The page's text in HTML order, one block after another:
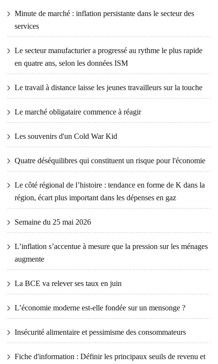
Minute de marché : inflation persistante dans le secteur des
services
Le secteur manufacturier a progressé au rythme le plus rapide
en quatre ans, selon les données ISM
Le travail à distance laisse les jeunes travailleurs sur la touche
Le marché obligataire commence à réagir
Les souvenirs d'un Cold War Kid
Quatre déséquilibres qui constituent un risque pour l'économie
Le côté régional de l’histoire : tendance en forme de K dans la
région, écart plus important dans les dépenses en gaz
Semaine du 25 mai 2026
L’inflation s’accentue à mesure que la pression sur les ménages
augmente
La BCE va relever ses taux en juin
L’économie moderne est-elle fondée sur un mensonge ?
Insécurité alimentaire et pessimisme des consommateurs
Fiche d'information : Définir les principaux seuils de revenu et